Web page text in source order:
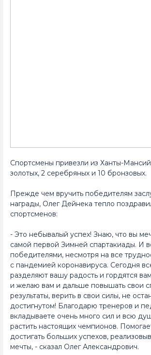
Спортсмены привезли из Ханты-
золотых, 2 серебряных и 10 бронзовых.
Прежде чем вручить победителям
награды, Олег Дейнека тепло
спортсменов:
- Это небывалый успех! Знаю, что вы
самой первой Зимней спартакиады. И
победителями, несмотря на все
с пандемией коронавируса. Сегодня
разделяют вашу радость и гордятся
и желаю вам и дальше повышать свои
результаты, верить в свои силы, не
достигнутом! Благодарю тренеров и
вкладываете очень много сил и всю
растить настоящих чемпионов.
достигать больших успехов,
мечты, - сказал Олег Александрович.